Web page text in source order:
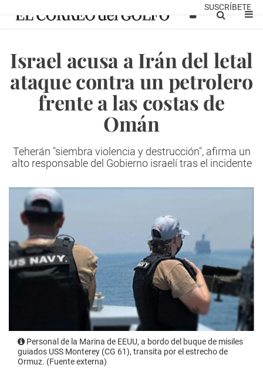
SUSCRÍBETE
Israel acusa a Irán del letal
ataque contra un petrolero
frente a las costas de
Omán
Teherán "siembra violencia y destrucción", afirma un
alto responsable del Gobierno israelí tras el incidente
Personal de la Marina de EEUU, a bordo del buque de misiles
guiados USS Monterey (CG 61), transita por el estrecho de
Ormuz. (Fuente externa)